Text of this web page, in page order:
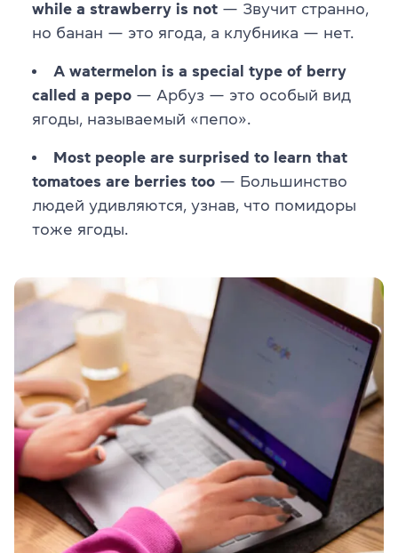
while a strawberry is not — Звучит странно,
но банан — это ягода, а клубника — нет.
A watermelon is a special type of berry
called a pepo — Арбуз — это особый вид
ягоды, называемый «пепо».
Most people are surprised to learn that
tomatoes are berries too — Большинство
людей удивляются, узнав, что помидоры
тоже ягоды.